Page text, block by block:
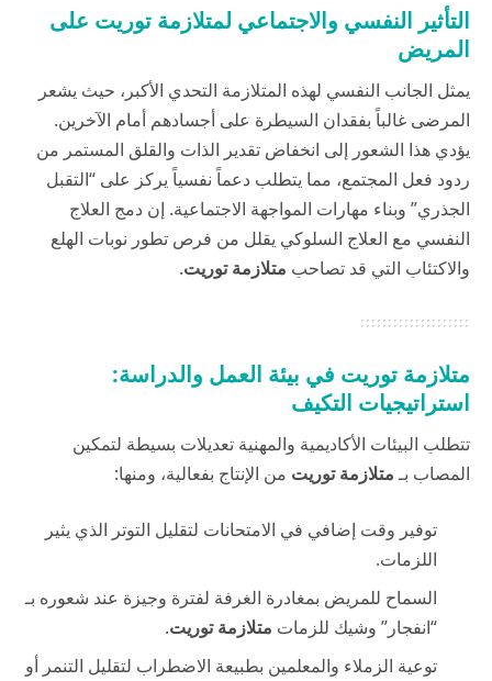
التأثير النفسي والاجتماعي لمتلازمة توريت على
المريض
يمثل الجانب النفسي لهذه المتلازمة التحدي الأكبر، حيث يشعر
المرضى غالباً بفقدان السيطرة على أجسادهم أمام الآخرين.
يؤدي هذا الشعور إلى انخفاض تقدير الذات والقلق المستمر من
ردود فعل المجتمع، مما يتطلب دعماً نفسياً يركز على “التقبل
الجذري” وبناء مهارات المواجهة الاجتماعية. إن دمج العلاج
النفسي مع العلاج السلوكي يقلل من فرص تطور نوبات الهلع
والاكتئاب التي قد تصاحب متلازمة توريت.
متلازمة توريت في بيئة العمل والدراسة:
استراتيجيات التكيف
تتطلب البيئات الأكاديمية والمهنية تعديلات بسيطة لتمكين
المصاب بـمتلازمة توريت من الإنتاج بفعالية، ومنها:
توفير وقت إضافي في الامتحانات لتقليل التوتر الذي يثير
اللزمات.
السماح للمريض بمغادرة الغرفة لفترة وجيزة عند شعوره بـ
“انفجار” وشيك للزمات متلازمة توريت.
توعية الزملاء والمعلمين بطبيعة الاضطراب لتقليل التنمر أو